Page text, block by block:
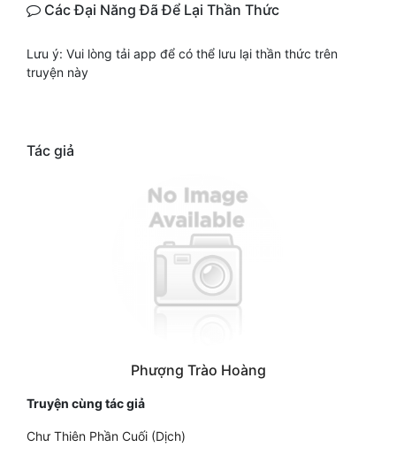
Các Đại Năng Đã Để Lại Thần Thức
Lưu ý: Vui lòng tải app để có thể lưu lại thần thức trên
truyện này
Tác giả
Phượng Trào Hoàng
Truyện cùng tác giả
Chư Thiên Phần Cuối (Dịch)